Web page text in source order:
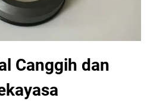
Canggih dan